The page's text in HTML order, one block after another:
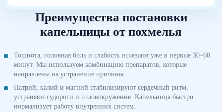
Преимущества постановки
капельницы от похмелья
Тошнота, головная боль и слабость исчезают уже в первые 30–60
минут. Мы используем комбинацию препаратов, которые
направлены на устранение причины.
Натрий, калий и магний стабилизируют сердечный ритм,
устраняют судороги и головокружение. Капельница быстро
нормализует работу внутренних систем.